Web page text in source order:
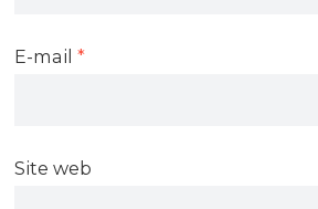
E-mail*
Site web